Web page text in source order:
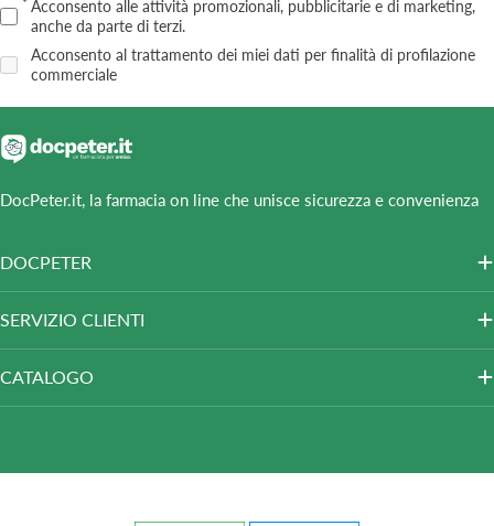
Acconsento alle attività promozionali, pubblicitarie e di marketing,
anche da parte di terzi.
Acconsento al trattamento dei miei dati per finalità di profilazione
commerciale
DocPeter.it, la farmacia on line che unisce sicurezza e convenienza
DOCPETER
SERVIZIO CLIENTI
CATALOGO